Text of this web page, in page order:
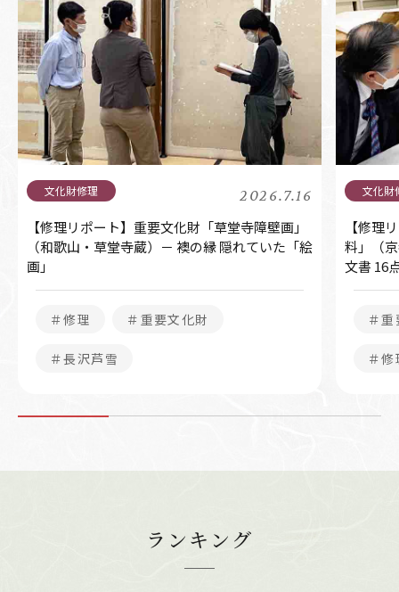
2026.7.16
【修理リポート】重要文化財「草堂寺障壁画」
（和歌山・草堂寺蔵）－ 襖の縁 隠れていた「絵
画」
＃修理 ＃重要文化財
＃長沢芦雪
【修理
料」（
文書 16
＃
＃修
ランキング